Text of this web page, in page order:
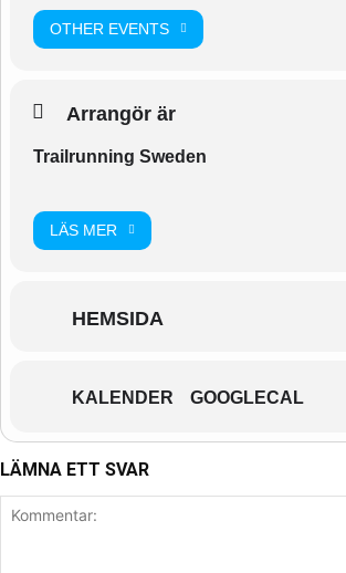
OTHER EVENTS
Arrangör är
Trailrunning Sweden
LÄS MER
HEMSIDA
KALENDER GOOGLECAL
LÄMNA ETT SVAR